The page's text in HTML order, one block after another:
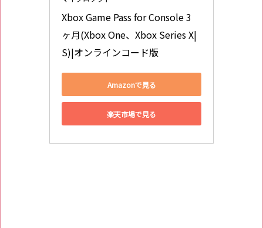
Xbox Game Pass for Console 3
ヶ月(Xbox One、Xbox Series X|
S)|オンラインコード版
Amazonで見る
楽天市場で見る